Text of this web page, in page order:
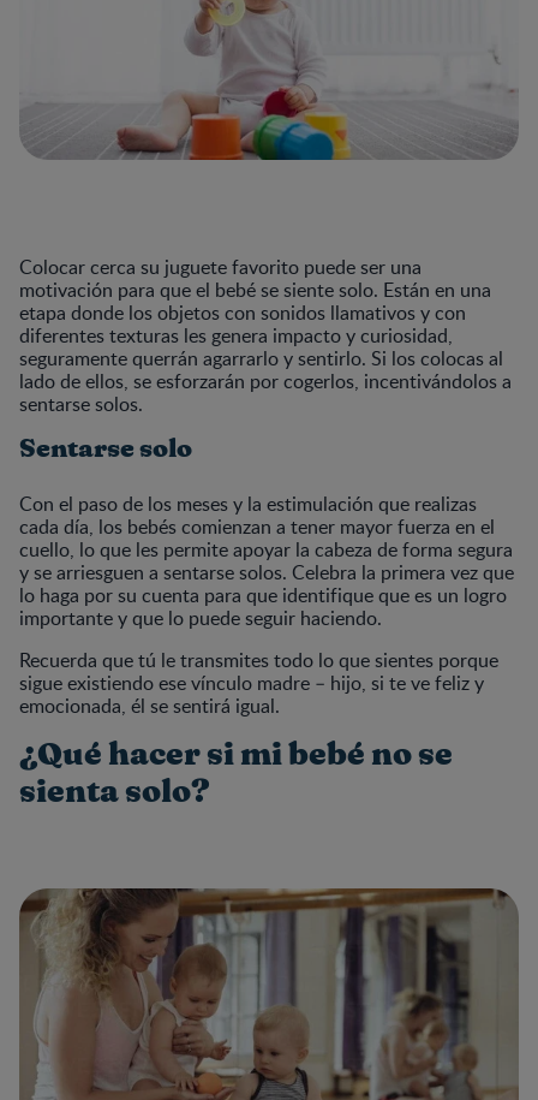
Colocar cerca su juguete favorito puede ser una
motivación para que el bebé se siente solo. Están en una
etapa donde los objetos con sonidos llamativos y con
diferentes texturas les genera impacto y curiosidad,
seguramente querrán agarrarlo y sentirlo. Si los colocas al
lado de ellos, se esforzarán por cogerlos, incentivándolos a
sentarse solos.
Sentarse solo
Con el paso de los meses y la estimulación que realizas
cada día, los bebés comienzan a tener mayor fuerza en el
cuello, lo que les permite apoyar la cabeza de forma segura
y se arriesguen a sentarse solos. Celebra la primera vez que
lo haga por su cuenta para que identifique que es un logro
importante y que lo puede seguir haciendo.
Recuerda que tú le transmites todo lo que sientes porque
sigue existiendo ese vínculo madre – hijo, si te ve feliz y
emocionada, él se sentirá igual.
¿Qué hacer si mi bebé no se
sienta solo?